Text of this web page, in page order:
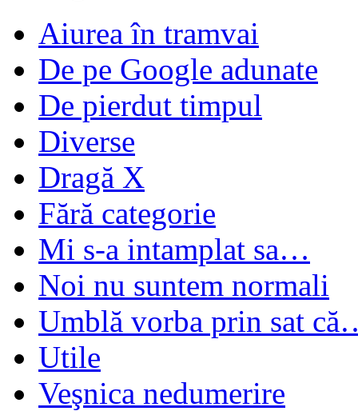
Aiurea în tramvai
De pe Google adunate
De pierdut timpul
Diverse
Dragă X
Fără categorie
Mi s-a intamplat sa…
Noi nu suntem normali
Umblă vorba prin sat
Utile
Veşnica nedumerire